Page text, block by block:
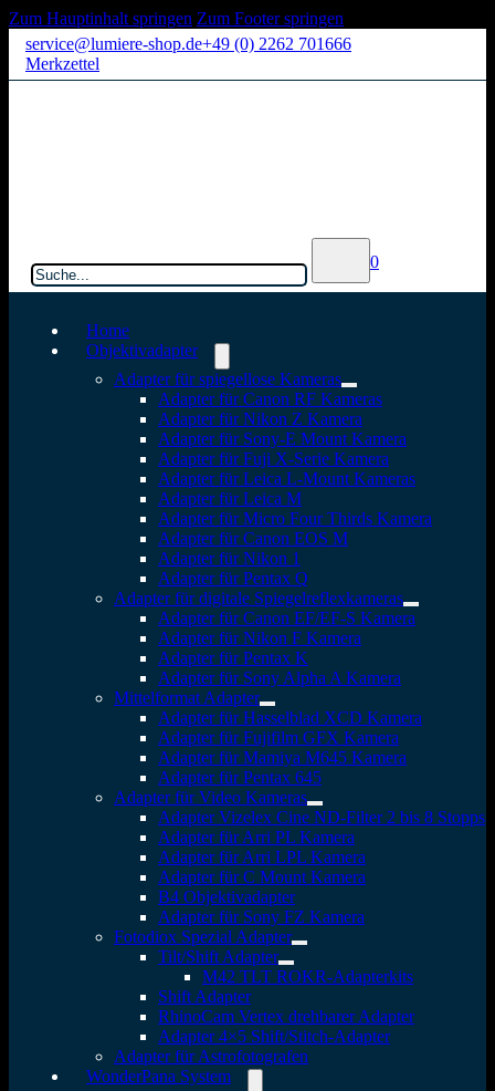
Zum Hauptinhalt springen Zum Footer springen
service@lumiere-shop.de+49 (0) 2262 701666
Merkzettel
0
Home
Objektivadapter
Adapter für spiegellose Kameras
Adapter für Canon RF Kameras
Adapter für Nikon Z Kamera
Adapter für Sony-E Mount Kamera
Adapter für Fuji X-Serie Kamera
Adapter für Leica L-Mount Kameras
Adapter für Leica M
Adapter für Micro Four Thirds Kamera
Adapter für Canon EOS M
Adapter für Nikon 1
Adapter für Pentax Q
Adapter für digitale Spiegelreflexkameras
Adapter für Canon EF/EF-S Kamera
Adapter für Nikon F Kamera
Adapter für Pentax K
Adapter für Sony Alpha A Kamera
Mittelformat Adapter
Adapter für Hasselblad XCD Kamera
Adapter für Fujifilm GFX Kamera
Adapter für Mamiya M645 Kamera
Adapter für Pentax 645
Adapter für Video Kameras
Adapter Vizelex Cine ND-Filter 2 bis 8 Stopps
Adapter für Arri PL Kamera
Adapter für Arri LPL Kamera
Adapter für C Mount Kamera
B4 Objektivadapter
Adapter für Sony FZ Kamera
Fotodiox Spezial Adapter
Tilt/Shift Adapter
M42 TLT ROKR-Adapterkits
Shift Adapter
RhinoCam Vertex drehbarer Adapter
Adapter 4×5 Shift/Stitch-Adapter
Adapter für Astrofotografen
WonderPana System